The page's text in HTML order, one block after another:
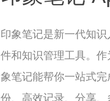
印象笔记是新一代知
件和知识管理工具。
象笔记能帮你一站式
份、高效记录、分享